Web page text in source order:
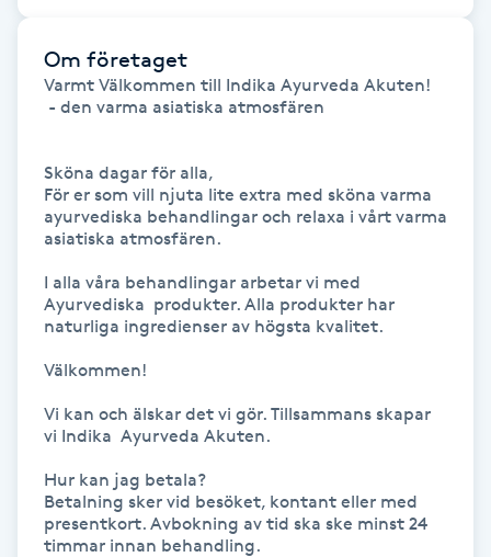
Hårborttagning
Hårbottenbehandling
Hårförlängning
Hårvård
Hälsa
Idrottsmassage
Om företaget
Varmt Välkommen till Indika Ayurveda Akuten!
Sköna dagar för alla,
För er som vill njuta lite extra med sköna varma
ayurvediska behandlingar och relaxa i vårt varma
asiatiska atmosfären.
I alla våra behandlingar arbetar vi med
Ayurvediska  produkter. Alla produkter har
naturliga ingredienser av högsta kvalitet.
Välkommen!
Vi kan och älskar det vi gör. Tillsammans skapar
vi Indika  Ayurveda Akuten.
Hur kan jag betala?
Betalning sker vid besöket, kontant eller med
presentkort. Avbokning av tid ska ske minst 24
timmar innan behandling.